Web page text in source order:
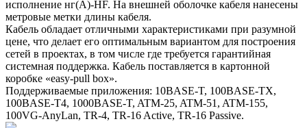
исполнение нг(A)-HF. На внешней оболочке кабеля нанесены
метровые метки длины кабеля.
Кабель обладает отличными характеристиками при разумной
цене, что делает его оптимальным вариантом для построения
сетей в проектах, в том числе где требуется гарантийная
системная поддержка. Кабель поставляется в картонной
коробке «easy-pull box».
Поддерживаемые приложения: 10BASE-T, 100BASE-TX,
100BASE-T4, 1000BASE-T, ATM-25, ATM-51, ATM-155,
100VG-AnyLan, TR-4, TR-16 Active, TR-16 Passive.